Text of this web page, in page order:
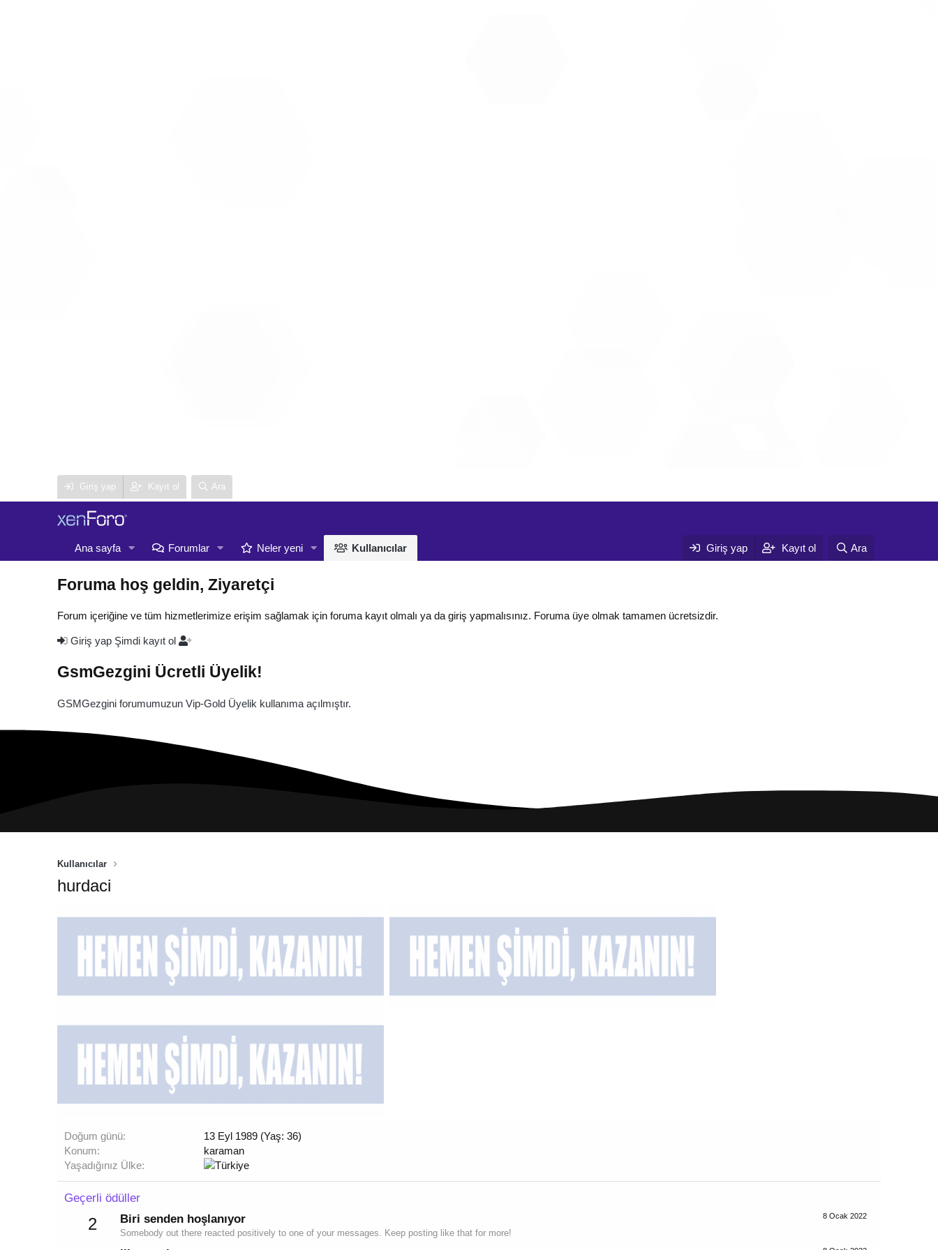
Giriş yap Kayıt ol Ara
Ana sayfa Forumlar Neler yeni Kullanıcılar Giriş yap Kayıt ol Ara
Foruma hoş geldin, Ziyaretçi
Forum içeriğine ve tüm hizmetlerimize erişim sağlamak için foruma kayıt olmalı ya da giriş yapmalısınız. Foruma üye olmak tamamen ücretsizdir.
Giriş yap Şimdi kayıt ol
GsmGezgini Ücretli Üyelik!
GSMGezgini forumumuzun Vip-Gold Üyelik kullanıma açılmıştır.
Kullanıcılar
hurdaci
Doğum günü
13 Eyl 1989 (Yaş: 36)
Konum
karaman
Yaşadığınız Ülke
Geçerli ödüller
2 8 Ocak 2022
Biri senden hoşlanıyor
Somebody out there reacted positively to one of your messages. Keep posting like that for more!